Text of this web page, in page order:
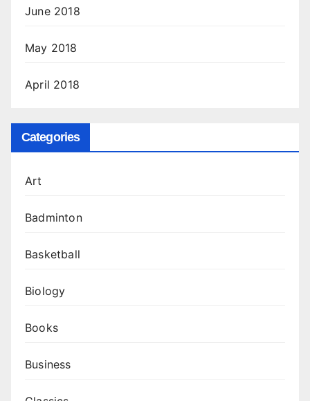
June 2018
May 2018
April 2018
Categories
Art
Badminton
Basketball
Biology
Books
Business